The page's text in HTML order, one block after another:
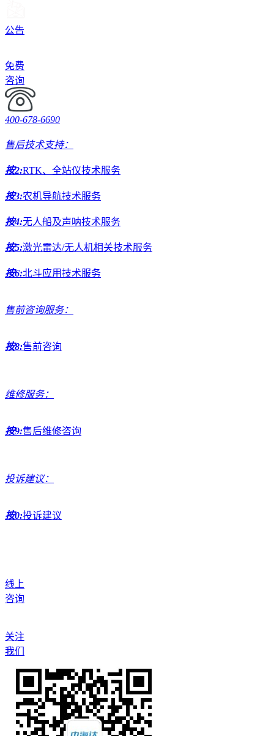
公告
免费
咨询
400-678-6690
售后技术支持：
按2:RTK、全站仪技术服务
按3:农机导航技术服务
按4:无人船及声呐技术服务
按5:激光雷达/无人机相关技术服务
按6:北斗应用技术服务
售前咨询服务：
按8:售前咨询
维修服务：
按9:售后维修咨询
投诉建议：
按0:投诉建议
线上
咨询
关注
我们